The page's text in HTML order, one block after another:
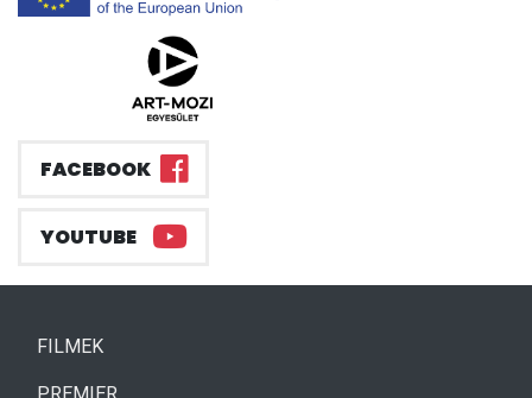
FACEBOOK
YOUTUBE
FILMEK(CURRENT)